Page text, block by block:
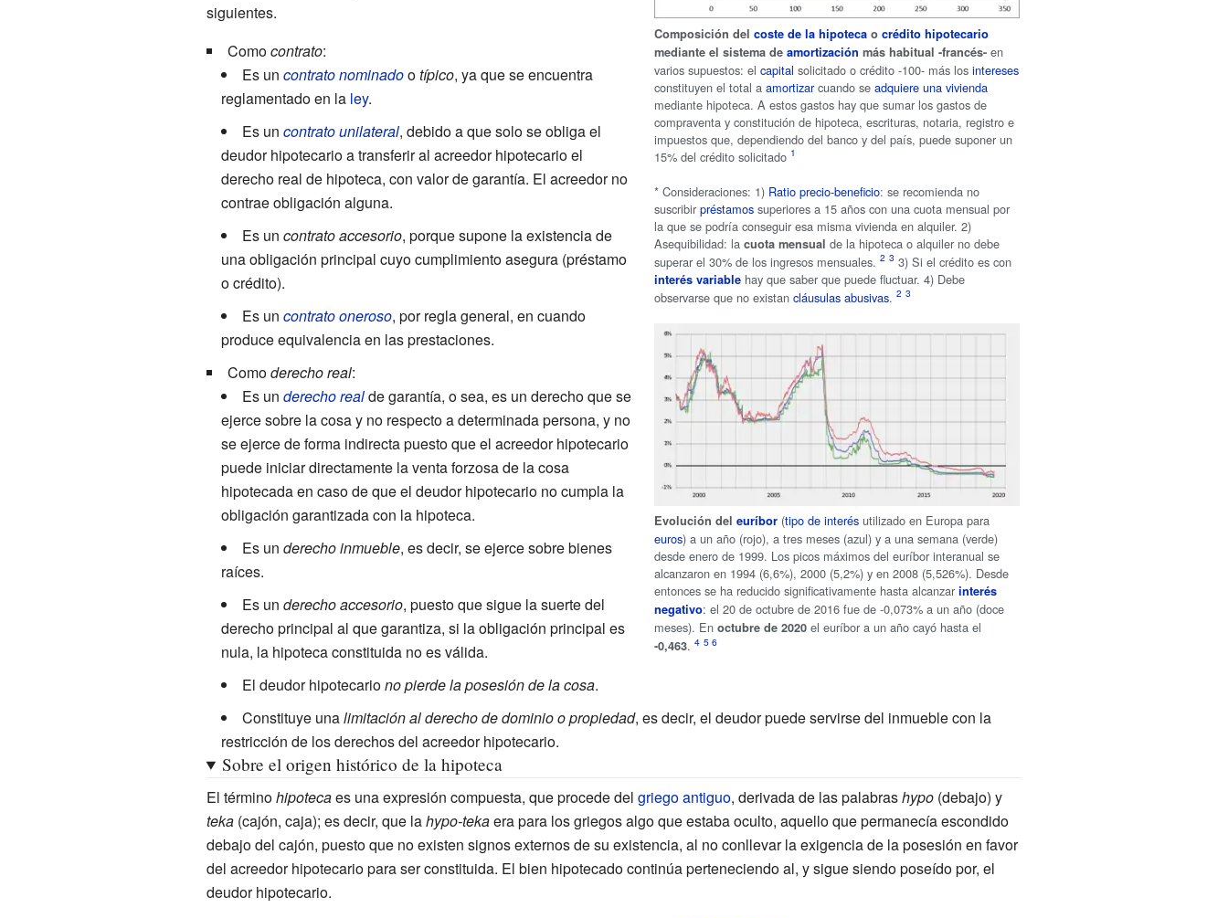
Composición delcoste de la hipoteca ocrédito hipotecario
mediante el sistema deamortización más habitual -francés- en
varios supuestos: elcapital solicitado o crédito -100- más losintereses
constituyen el total aamortizarcuando seadquiere una vivienda
mediante hipoteca. A estos gastos hay que sumar los gastos de
compraventa y constitución de hipoteca, escrituras, notaria, registro e
impuestos que, dependiendo del banco y del país, puede suponer un
15% del crédito solicitado
* Consideraciones: 1) Ratio precio-beneficio: se recomienda no
suscribirpréstamos superiores a 15 años con una cuota mensual por
la que se podría conseguir esa misma vivienda en alquiler. 2)
Asequibilidad: lacuota mensual de la hipoteca o alquiler no debe
superar el 30% de los ingresos mensuales.
3) Si el crédito es con
interés variable hay que saber que puede fluctuar. 4) Debe
observarse que no existancláusulas abusivas.
Evolución deleuríbor (tipo de interés utilizado en Europa para
euros) a un año (rojo), a tres meses (azul) y a una semana (verde)
desde enero de 1999. Los picos máximos del euríbor interanual se
alcanzaron en 1994 (6,6%), 2000 (5,2%) y en 2008 (5,526%). Desde
entonces se ha reducido significativamente hasta alcanzarinterés
negativo: el 20 de octubre de 2016 fue de -0,073% a un año (doce
meses). Enoctubre de 2020 el euríbor a un año cayó hasta el
-0,463.
siguientes.
Comocontrato:
Es un contrato nominadootípico, ya que se encuentra
reglamentado en la ley.
Es un contrato unilateral, debido a que solo se obliga el
deudor hipotecario a transferir al acreedor hipotecario el
derecho real de hipoteca, con valor de garantía. El acreedor no
contrae obligación alguna.
Es un contrato accesorio, porque supone la existencia de
una obligación principal cuyo cumplimiento asegura (préstamo
o crédito).
Es un contrato oneroso, por regla general, en cuando
produce equivalencia en las prestaciones.
Comoderecho real:
Es un derecho realde garantía, o sea, es un derecho que se
ejerce sobre la cosa y no respecto a determinada persona, y no
se ejerce de forma indirecta puesto que el acreedor hipotecario
puede iniciar directamente la venta forzosa de la cosa
hipotecada en caso de que el deudor hipotecario no cumpla la
obligación garantizada con la hipoteca.
Es un derecho inmueble, es decir, se ejerce sobre bienes
raíces.
Es un derecho accesorio, puesto que sigue la suerte del
derecho principal al que garantiza, si la obligación principal es
nula, la hipoteca constituida no es válida.
El deudor hipotecariono pierde la posesión de la cosa.
Constituye unalimitación al derecho de dominio o propiedad, es decir, el deudor puede servirse del inmueble con la
restricción de los derechos del acreedor hipotecario.
Sobre el origen histórico de la hipoteca
El términohipotecaes una expresión compuesta, que procede del griego antiguo, derivada de las palabrashypo(debajo) y
teka(cajón, caja); es decir, que lahypo-tekaera para los griegos algo que estaba oculto, aquello que permanecía escondido
debajo del cajón, puesto que no existen signos externos de su existencia, al no conllevar la exigencia de la posesión en favor
del acreedor hipotecario para ser constituida. El bien hipotecado continúa perteneciendo al, y sigue siendo poseído por, el
deudor hipotecario.